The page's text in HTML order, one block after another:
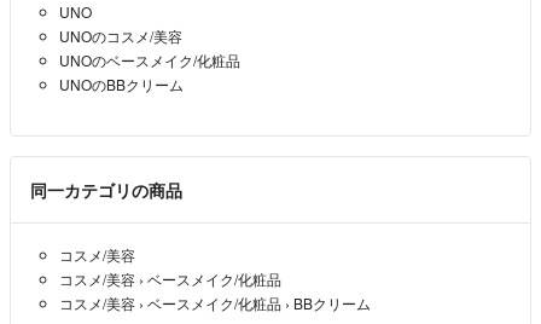
め保管時の小傷など過度に気になさる方は購入をお控え下さい。
複数購入の場合は送料分気持ちお値下げ可能ですがそれ以上の大幅な値
下げ交渉はご遠慮ください。お値下げの場合、★即購入★が条件となり
なら全くお値下げするつもりはございません。
中古服にかぎっては気になった方はなるべくコメント残していただける
とありがたいです。お値段も気持ちであればご相談受け付けます。
中古服は汚れ等確認はしておりますが、見落としもあるかもしれません
ので、写真を必ずご確認頂き、あくまでも中古品ということでご理解頂
きますよう宜しくお願い致します。
UNO
UNOのコスメ/美容
UNOのベースメイク/化粧品
UNOのBBクリーム
同一カテゴリの商品
コスメ/美容
コスメ/美容 › ベースメイク/化粧品
コスメ/美容 › ベースメイク/化粧品 › BBクリーム